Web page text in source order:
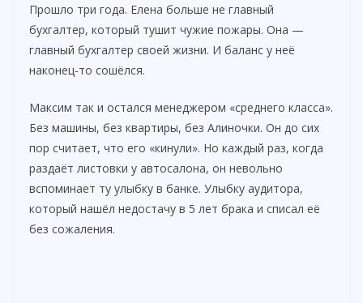
Прошло три года. Елена больше не главный
бухгалтер, который тушит чужие пожары. Она —
главный бухгалтер своей жизни. И баланс у неё
наконец-то сошёлся.
Максим так и остался менеджером «среднего класса».
Без машины, без квартиры, без Алиночки. Он до сих
пор считает, что его «кинули». Но каждый раз, когда
раздаёт листовки у автосалона, он невольно
вспоминает ту улыбку в банке. Улыбку аудитора,
который нашёл недостачу в 5 лет брака и списал её
без сожаления.